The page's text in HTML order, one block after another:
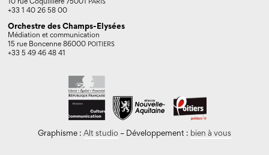
+33 1 40 26 58 00
Orchestre des Champs-Elysées
Médiation et communication
15 rue Boncenne 86000 POITIERS
+33 5 49 46 48 41
Graphisme : Alt studio– Développement : bien à vous